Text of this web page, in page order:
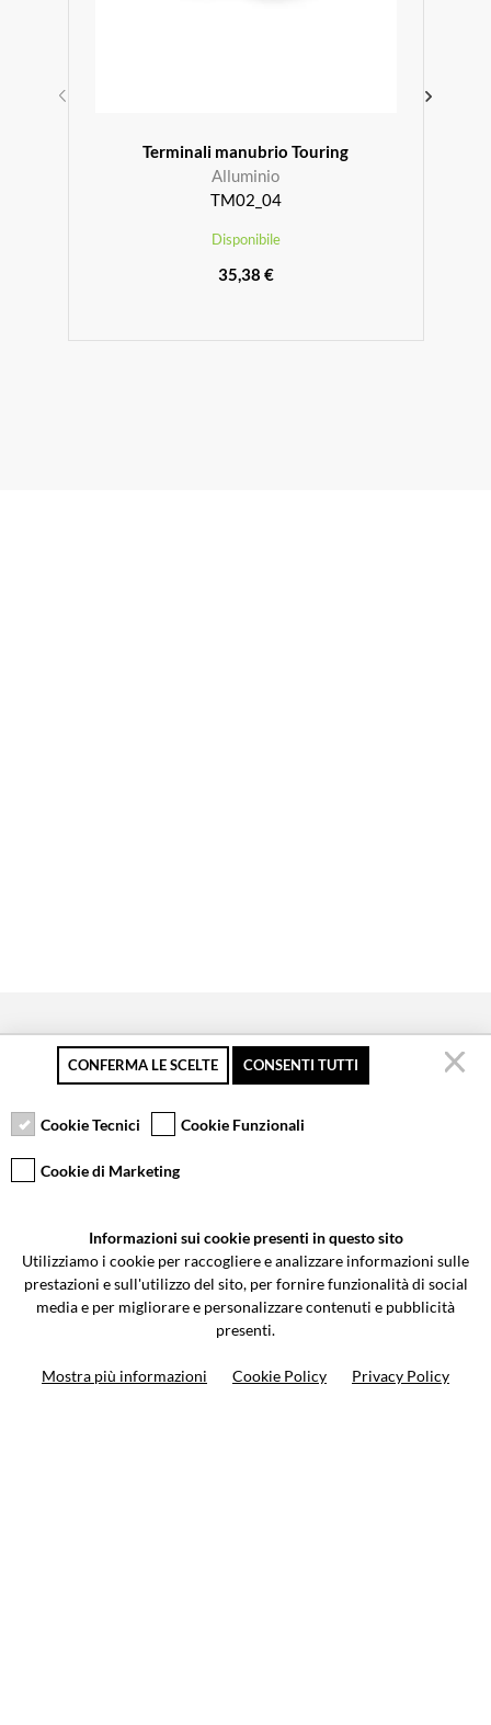
Terminali manubrio Touring
Alluminio
TM02_04
Disponibile
35,38 €
Pagamento sicuro
Resi gratuiti fino a 30
Servizio clienti
Via Galileo Galilei 5 | Verano Brianza (MB) 20843 | ITALY
0362-805407-info@valtermoto.com
CONFERMA LE SCELTE CONSENTI TUTTI
Cookie Tecnici Cookie Funzionali
Cookie di Marketing
Informazioni sui cookie presenti in questo sito
Utilizziamo i cookie per raccogliere e analizzare informazioni sulle
prestazioni e sull'utilizzo del sito, per fornire funzionalità di social
media e per migliorare e personalizzare contenuti e pubblicità
presenti.
Mostra più informazioni Cookie Policy Privacy Policy